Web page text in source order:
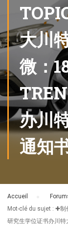
大川
微：
办川
通知
Accueil
Mot-clé du sujet : ✚制
研究生学位证书办川